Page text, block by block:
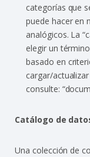
categorías que
puede hacer en
analógicos. La
elegir un
basado en
cargar/
consulte:
Catálogo de
Una colección de